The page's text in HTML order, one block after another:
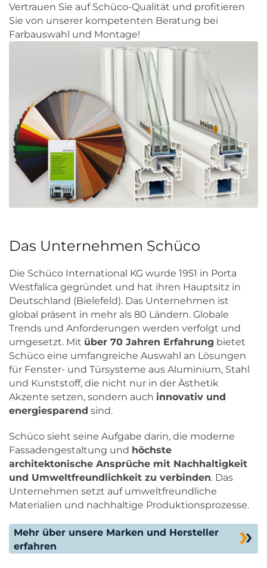
Vertrauen Sie auf Schüco-Qualität und profitieren
Sie von unserer kompetenten Beratung bei
Farbauswahl und Montage!
Das Unternehmen Schüco
Die Schüco International KG wurde 1951 in Porta
Westfalica gegründet und hat ihren Hauptsitz in
Deutschland (Bielefeld). Das Unternehmen ist
global präsent in mehr als 80 Ländern. Globale
Trends und Anforderungen werden verfolgt und
umgesetzt. Mit über 70 Jahren Erfahrung bietet
Schüco eine umfangreiche Auswahl an Lösungen
für Fenster- und Türsysteme aus Aluminium, Stahl
und Kunststoff, die nicht nur in der Ästhetik
Akzente setzen, sondern auch innovativ und
energiesparend sind.
Schüco sieht seine Aufgabe darin, die moderne
Fassadengestaltung und höchste
architektonische Ansprüche mit Nachhaltigkeit
und Umweltfreundlichkeit zu verbinden. Das
Unternehmen setzt auf umweltfreundliche
Materialien und nachhaltige Produktionsprozesse.
Mehr über unsere Marken und Hersteller
erfahren